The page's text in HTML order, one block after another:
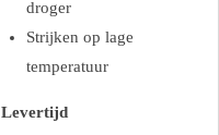
droger
Strijken op lage
temperatuur
Levertijd